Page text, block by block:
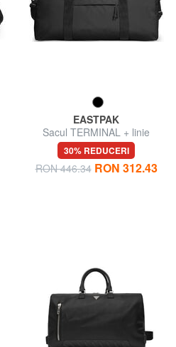
EASTPAK
Sacul TERMINAL + linie
30% REDUCERI
RON 446.34 RON 312.43